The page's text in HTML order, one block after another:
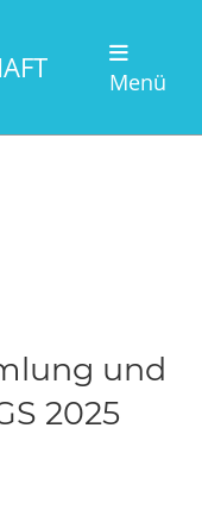
Menü
und
2025